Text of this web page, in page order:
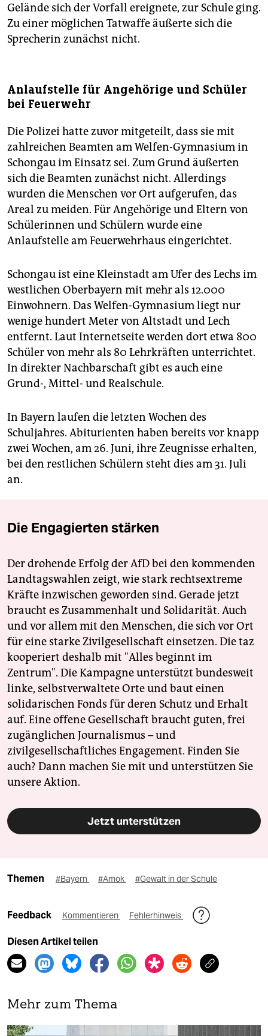
Gelände sich der Vorfall ereignete, zur Schule ging.
Zu einer möglichen Tatwaffe äußerte sich die
Sprecherin zunächst nicht.
Anlaufstelle für Angehörige und Schüler
bei Feuerwehr
Die Polizei hatte zuvor mitgeteilt, dass sie mit
zahlreichen Beamten am Welfen-Gymnasium in
Schongau im Einsatz sei. Zum Grund äußerten
sich die Beamten zunächst nicht. Allerdings
wurden die Menschen vor Ort aufgerufen, das
Areal zu meiden. Für Angehörige und Eltern von
Schülerinnen und Schülern wurde eine
Anlaufstelle am Feuerwehrhaus eingerichtet.
Schongau ist eine Kleinstadt am Ufer des Lechs im
westlichen Oberbayern mit mehr als 12.000
Einwohnern. Das Welfen-Gymnasium liegt nur
wenige hundert Meter von Altstadt und Lech
entfernt. Laut Internetseite werden dort etwa 800
Schüler von mehr als 80 Lehrkräften unterrichtet.
In direkter Nachbarschaft gibt es auch eine
Grund-, Mittel- und Realschule.
In Bayern laufen die letzten Wochen des
Schuljahres. Abiturienten haben bereits vor knapp
zwei Wochen, am 26. Juni, ihre Zeugnisse erhalten,
bei den restlichen Schülern steht dies am 31. Juli
an.
Die Engagierten stärken
Der drohende Erfolg der AfD bei den kommenden
Landtagswahlen zeigt, wie stark rechtsextreme
Kräfte inzwischen geworden sind. Gerade jetzt
braucht es Zusammenhalt und Solidarität. Auch
und vor allem mit den Menschen, die sich vor Ort
für eine starke Zivilgesellschaft einsetzen. Die taz
kooperiert deshalb mit "Alles beginnt im
Zentrum". Die Kampagne unterstützt bundesweit
linke, selbstverwaltete Orte und baut einen
solidarischen Fonds für deren Schutz und Erhalt
auf. Eine offene Gesellschaft braucht guten, frei
zugänglichen Journalismus – und
zivilgesellschaftliches Engagement. Finden Sie
auch? Dann machen Sie mit und unterstützen Sie
unsere Aktion.
Jetzt unterstützen
Themen #Bayern #Amok #Gewalt in der Schule
Feedback Kommentieren Fehlerhinweis
Diesen Artikel teilen
Mehr zum Thema